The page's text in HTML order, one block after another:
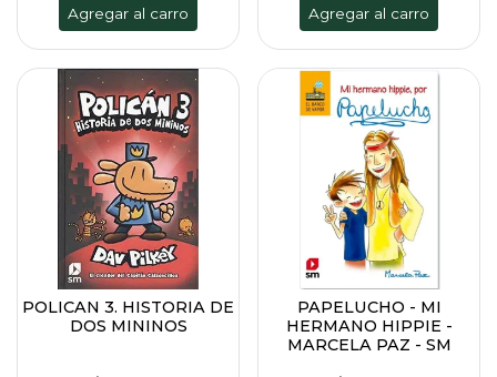
Agregar al carro Agregar al carro
POLICAN 3. HISTORIA DE
DOS MININOS
PAPELUCHO - MI
HERMANO HIPPIE -
MARCELA PAZ - SM